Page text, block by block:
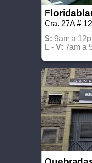
Cra. 27A #
L - V: 7am a
S: 9am a